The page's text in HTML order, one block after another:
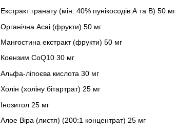
Екстракт гранату (мін. 40% пунікосодів А та В) 50 мг
Органічна Acaі (фрукти) 50 мг
Мангостина екстракт (фрукти) 50 мг
Коензим CoQ10 30 мг
Альфа-ліпоєва кислота 30 мг
Холін (холіну бітартрат) 25 мг
Інозитол 25 мг
Алое Віра (листя) (200:1 концентрат) 25 мг